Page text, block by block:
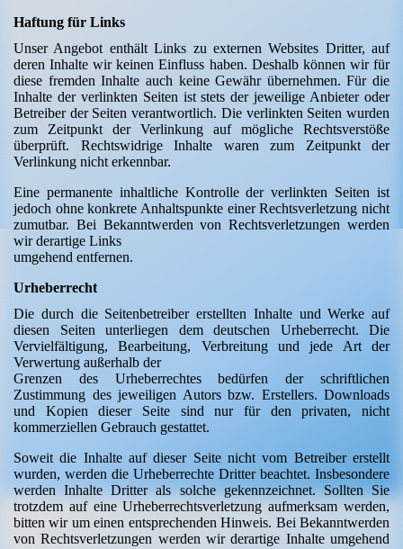
Haftung für Links
Unser Angebot enthält Links zu externen Websites Dritter, auf
deren Inhalte wir keinen Einfluss haben. Deshalb können wir für
diese fremden Inhalte auch keine Gewähr übernehmen. Für die
Inhalte der verlinkten Seiten ist stets der jeweilige Anbieter oder
Betreiber der Seiten verantwortlich. Die verlinkten Seiten wurden
zum Zeitpunkt der Verlinkung auf mögliche Rechtsverstöße
überprüft. Rechtswidrige Inhalte waren zum Zeitpunkt der
Verlinkung nicht erkennbar.
Eine permanente inhaltliche Kontrolle der verlinkten Seiten ist
jedoch ohne konkrete Anhaltspunkte einer Rechtsverletzung nicht
zumutbar. Bei Bekanntwerden von Rechtsverletzungen werden
wir derartige Links
umgehend entfernen.
Urheberrecht
Die durch die Seitenbetreiber erstellten Inhalte und Werke auf
diesen Seiten unterliegen dem deutschen Urheberrecht. Die
Vervielfältigung, Bearbeitung, Verbreitung und jede Art der
Verwertung außerhalb der
Grenzen des Urheberrechtes bedürfen der schriftlichen
Zustimmung des jeweiligen Autors bzw. Erstellers. Downloads
und Kopien dieser Seite sind nur für den privaten, nicht
kommerziellen Gebrauch gestattet.
Soweit die Inhalte auf dieser Seite nicht vom Betreiber erstellt
wurden, werden die Urheberrechte Dritter beachtet. Insbesondere
werden Inhalte Dritter als solche gekennzeichnet. Sollten Sie
trotzdem auf eine Urheberrechtsverletzung aufmerksam werden,
bitten wir um einen entsprechenden Hinweis. Bei Bekanntwerden
von Rechtsverletzungen werden wir derartige Inhalte umgehend